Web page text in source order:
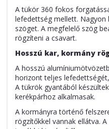
A tükör 360 fokos
lefedettség mellett. Nagyon
szöget. A megfelelő szög
rögzíteni a csavart.
Hosszú kar, kormány
A hosszú
horizont teljes
A tükrök gyantából
kerékpárhoz alkalmasak.
A kormányra történő
rögzítőkkel vannak ellátva.